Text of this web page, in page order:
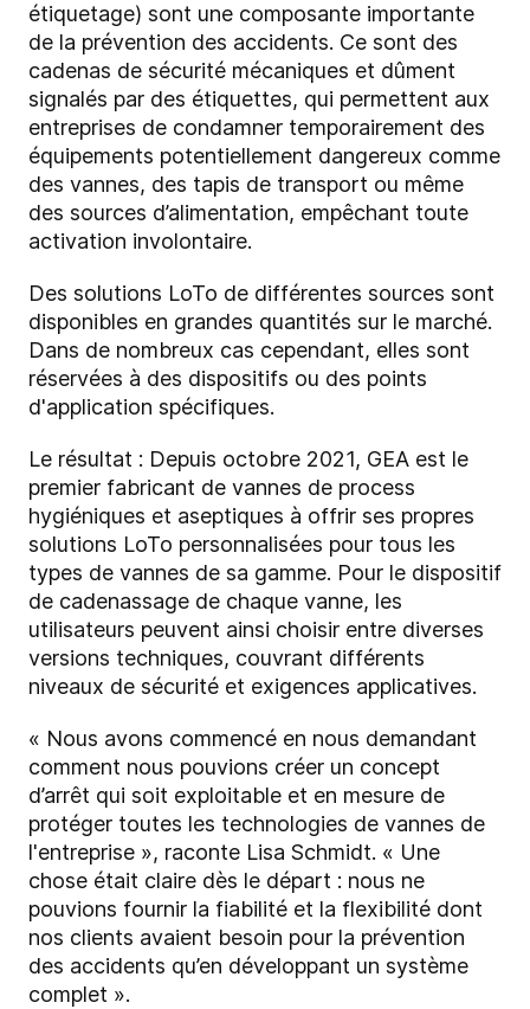
étiquetage) sont une composante importante
de la prévention des accidents. Ce sont des
cadenas de sécurité mécaniques et dûment
signalés par des étiquettes, qui permettent aux
entreprises de condamner temporairement des
équipements potentiellement dangereux comme
des vannes, des tapis de transport ou même
des sources d’alimentation, empêchant toute
activation involontaire.
Des solutions LoTo de différentes sources sont
disponibles en grandes quantités sur le marché.
Dans de nombreux cas cependant, elles sont
réservées à des dispositifs ou des points
d'application spécifiques.
Le résultat : Depuis octobre 2021, GEA est le
premier fabricant de vannes de process
hygiéniques et aseptiques à offrir ses propres
solutions LoTo personnalisées pour tous les
types de vannes de sa gamme. Pour le dispositif
de cadenassage de chaque vanne, les
utilisateurs peuvent ainsi choisir entre diverses
versions techniques, couvrant différents
niveaux de sécurité et exigences applicatives.
« Nous avons commencé en nous demandant
comment nous pouvions créer un concept
d’arrêt qui soit exploitable et en mesure de
protéger toutes les technologies de vannes de
l'entreprise », raconte Lisa Schmidt. « Une
chose était claire dès le départ : nous ne
pouvions fournir la fiabilité et la flexibilité dont
nos clients avaient besoin pour la prévention
des accidents qu’en développant un système
complet ».